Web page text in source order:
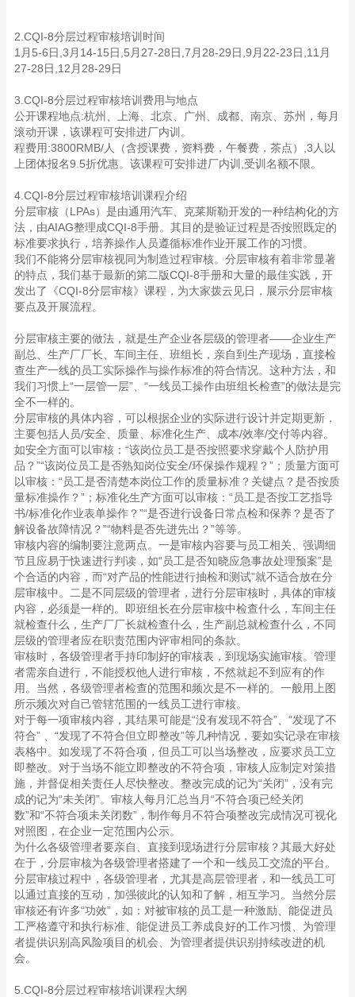
2.CQI-8分层过程审核培训时间
1月5-6日,3月14-15日,5月27-28日,7月28-29日,9月22-23日,11月
27-28日,12月28-29日
3.CQI-8分层过程审核培训费用与地点
公开课程地点:杭州、上海、北京、广州、成都、南京、苏州，每月
滚动开课，该课程可安排进厂内训。
程费用:3800RMB/人（含授课费，资料费，午餐费，茶点）,3人以
上团体报名9.5折优惠。该课程可安排进厂内训,受训名额不限。
4.CQI-8分层过程审核培训课程介绍
分层审核（LPAs）是由通用汽车、克莱斯勒开发的一种结构化的方
法，由AIAG整理成CQI-8手册。其目的是验证过程是否按照既定的
标准要求执行，培养操作人员遵循标准作业开展工作的习惯。
我们不能将分层审核视同为制造过程审核。分层审核有着非常显著
的特点，我们基于最新的第二版CQI-8手册和大量的最佳实践，开
发出了《CQI-8分层审核》课程，为大家拨云见日，展示分层审核
要点及开展流程。
分层审核主要的做法，就是生产企业各层级的管理者——企业生产
副总、生产厂厂长、车间主任、班组长，亲自到生产现场，直接检
查生产一线的员工实际操作与操作标准的符合情况。这种方法，和
我们习惯上“一层管一层”、“一线员工操作由班组长检查”的做法是完
全不一样的。
分层审核的具体内容，可以根据企业的实际进行设计并定期更新，
主要包括人员/安全、质量、标准化生产、成本/效率/交付等内容。
如安全方面可以审核：“该岗位员工是否按照要求穿戴个人防护用
品？”“该岗位员工是否熟知岗位安全/环保操作规程？”；质量方面可
以审核：“员工是否清楚本岗位工作的质量标准？关键点？是否按质
量标准操作？”；标准化生产方面可以审核：“员工是否按工艺指导
书/标准化作业表单操作？”“是否进行设备日常点检和保养？是否了
解设备故障情况？”“物料是否先进先出？”等等。
审核内容的编制要注意两点。一是审核内容要与员工相关、强调细
节且应易于快速进行判读，如“员工是否知晓应急事故处理预案”是
个合适的内容，而“对产品的性能进行抽检和测试”就不适合放在分
层审核中。二是不同层级的管理者，进行分层审核时，具体的审核
内容，必须是一样的。即班组长在分层审核中检查什么，车间主任
就检查什么，生产厂厂长就检查什么，生产副总就检查什么，不同
层级的管理者应在职责范围内评审相同的条款。
审核时，各级管理者手持印制好的审核表，到现场实施审核。管理
者需亲自进行，不能授权他人进行审核，不然就起不到应有的作
用。当然，各级管理者检查的范围和频次是不一样的。一般用上图
所示频次对自己管辖范围的一线员工进行审核。
对于每一项审核内容，其结果可能是“没有发现不符合”、“发现了不
符合” 、“发现了不符合但立即整改”等几种情况，要如实记录在审核
表格中。如发现了不符合项，但员工可以当场整改，应要求员工立
即整改。对于当场不能立即整改的不符合项，审核人应制定对策措
施，并督促相关责任人尽快整改。整改完成的记为“关闭”，没有完
成的记为“未关闭”。审核人每月汇总当月“不符合项已经关闭
数”和“不符合项未关闭数”，制作每月不符合项整改完成情况可视化
对照图，在企业一定范围内公示。
为什么各级管理者要亲自、直接到现场进行分层审核？其最大好处
在于，分层审核为各级管理者搭建了一个和一线员工交流的平台。
分层审核过程中，各级管理者，尤其是高层管理者，和一线员工可
以通过直接的互动，加强彼此的认知和了解，相互学习。当然分层
审核还有许多“功效”，如：对被审核的员工是一种激励、能促进员
工严格遵守和执行标准、能促进员工养成良好的工作习惯、为管理
者提供识别高风险项目的机会、为管理者提供识别持续改进的机
会。
5.CQI-8分层过程审核培训课程大纲